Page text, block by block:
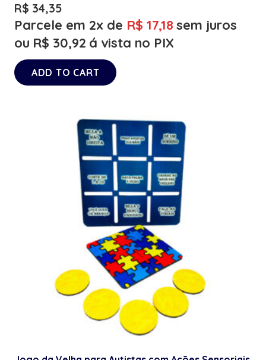
R$ 34,35
Parcele em 2x de R$ 17,18 sem juros
ou R$ 30,92 á vista no PIX
ADD TO CART